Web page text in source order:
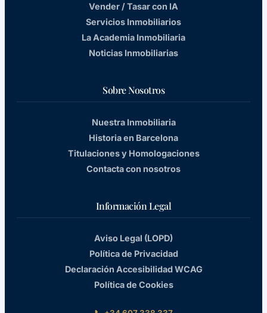
Vender / Tasar con IA
Servicios Inmobiliarios
La Academia Inmobiliaria
Noticias Inmobiliarias
Sobre Nosotros
Nuestra Inmobiliaria
Historia en Barcelona
Titulaciones y Homologaciones
Contacta con nosotros
Información Legal
Aviso Legal (LOPD)
Política de Privacidad
Declaración Accesibilidad WCAG
Política de Cookies